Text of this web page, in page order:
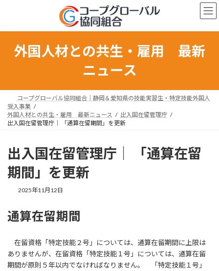
ン
プ
ー
動
外国人材との共生・雇用 最新
ニュース
コープグローバル協同組合｜静岡＆愛知県の技能実習生・特定技能外国人
受入事業
外国人材との共生・雇用 最新ニュース
出入国在留管理庁
出入国在留管理庁｜ 「通算在留期間」を更新
出入国在留管理庁｜ 「通算在留
期間」を更新
2025年11月12日
:
通算在留期間
在留資格「特定技能２号」については、通算在留期間に上限は
ありませんが、在留資格「特定技能１号」については、通算在留
期間が原則５年以内でなければなりません。 「特定技能１号」